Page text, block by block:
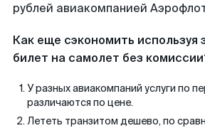
рублей авиакомпанией
Как еще сэкономить используя
билет на самолет без
У разных авиакомпаний услуги по
различаются по цене.
Лететь транзитом дешево, по